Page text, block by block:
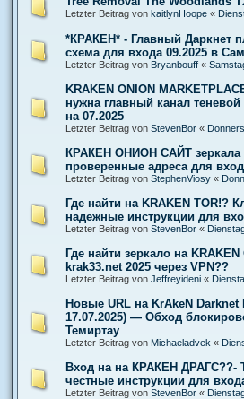
Letzter Beitrag von kaitlynHoope «
*КРАКЕН* - Главный Даркнет
схема для входа 09.2025 в
Letzter Beitrag von Bryanbouff «
KRAKEN ONION
нужна главный канал
на 07.2025
Letzter Beitrag von StevenBor «
КРАКЕН ОНИОН САЙТ
проверенные адреса для
Letzter Beitrag von StephenViosy «
Где найти на KRAKEN TOR!?
надежные инструкции для
Letzter Beitrag von StevenBor «
Где найти зеркало на
krak33.net 2025 через VPN??
Letzter Beitrag von Jeffreyideni «
Новые URL на KrAkeN
17.07.2025) — Обход
Темиртау
Letzter Beitrag von Michaeladvek «
Вход на на КРАКЕН ДРАГС??-
честные инструкции для
Letzter Beitrag von StevenBor «